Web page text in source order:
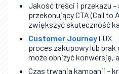
Jakość treści i przekazu –
przekonujący CTA (Call to
zwiększyć skuteczność
Customer Journey i UX
proces zakupowy lub
może obniżyć konwersję,
Czas trwania kampanii –